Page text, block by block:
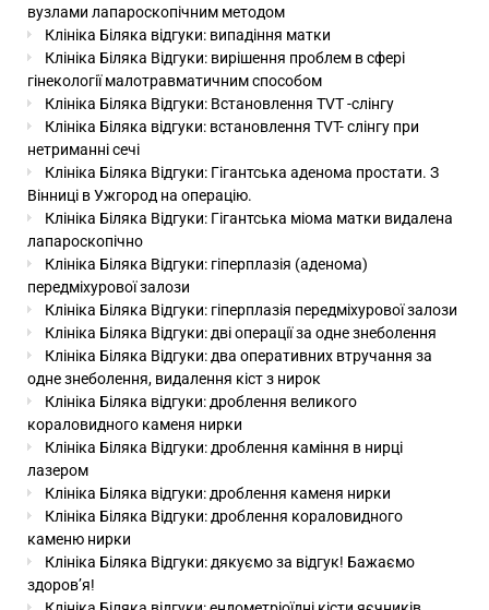
вузлами лапароскопічним методом
Клініка Біляка відгуки: випадіння матки
Клініка Біляка Відгуки: вирішення проблем в сфері
гінекології малотравматичним способом
Клініка Біляка Відгуки: Встановлення TVT -слінгу
Клініка Біляка відгуки: встановлення TVT- слінгу при
нетриманні сечі
Клініка Біляка Відгуки: Гігантська аденома простати. З
Вінниці в Ужгород на операцію.
Клініка Біляка Відгуки: Гігантська міома матки видалена
лапароскопічно
Клініка Біляка Відгуки: гіперплазія (аденома)
передміхурової залози
Клініка Біляка Відгуки: гіперплазія передміхурової залози
Клініка Біляка Відгуки: дві операції за одне знеболення
Клініка Біляка Відгуки: два оперативних втручання за
одне знеболення, видалення кіст з нирок
Клініка Біляка відгуки: дроблення великого
кораловидного каменя нирки
Клініка Біляка Відгуки: дроблення каміння в нирці
лазером
Клініка Біляка відгуки: дроблення каменя нирки
Клініка Біляка Відгуки: дроблення кораловидного
каменю нирки
Клініка Біляка Відгуки: дякуємо за відгук! Бажаємо
здоровʼя!